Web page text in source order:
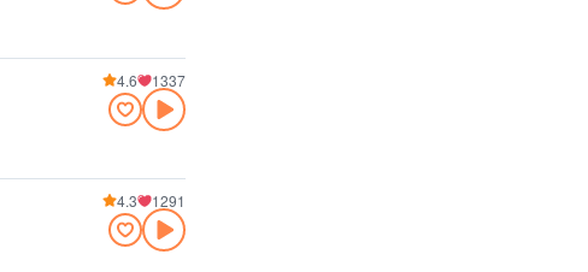
4.6 1337
4.3 1291